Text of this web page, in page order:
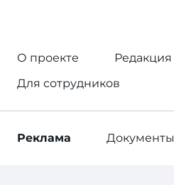
О проекте
Редакция
Для сотрудников
Реклама Документы